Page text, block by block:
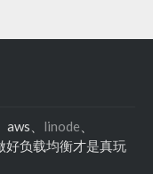
、 linode
好负载均衡才是真玩